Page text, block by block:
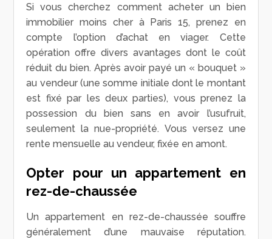
Si vous cherchez comment acheter un bien
immobilier moins cher à Paris 15, prenez en
compte l’option d’achat en viager. Cette
opération offre divers avantages dont le coût
réduit du bien. Après avoir payé un « bouquet »
au vendeur (une somme initiale dont le montant
est fixé par les deux parties), vous prenez la
possession du bien sans en avoir l’usufruit,
seulement la nue-propriété. Vous versez une
rente mensuelle au vendeur, fixée en amont.
Opter pour un appartement en
rez-de-chaussée
Un appartement en rez-de-chaussée souffre
généralement d’une mauvaise réputation.